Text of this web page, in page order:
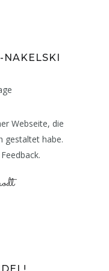
NAKELSKI
Webseite, die
gestaltet habe.